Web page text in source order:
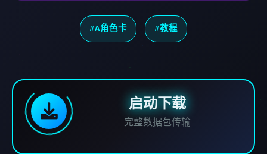
#A角色卡 #教程
启动下载
完整数据包传输